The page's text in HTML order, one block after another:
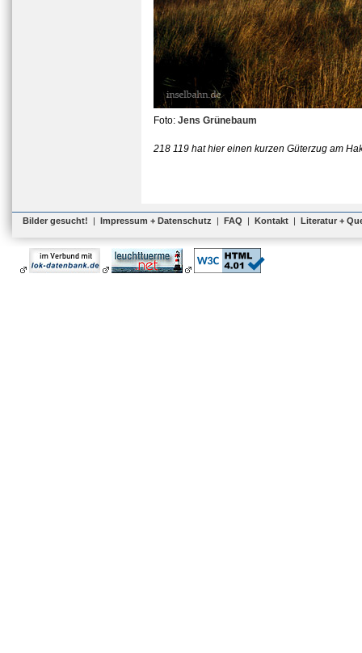
Foto: Jens Grünebaum
218 119 hat hier einen kurzen Güterzug am
Bilder gesucht! | Impressum + Datenschutz | FAQ | Kontakt | Literatur +